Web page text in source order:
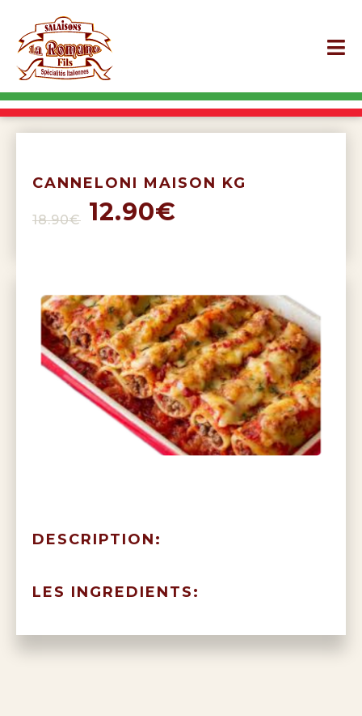
CANNELONI MAISON KG
18.90€ 12.90€
DESCRIPTION:
LES INGREDIENTS: